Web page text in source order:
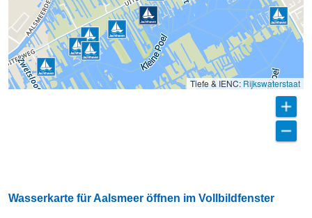
Tiefe & IENC: Rijkswaterstaat
Wasserkarte für Aalsmeer öffnen im Vollbildfenster